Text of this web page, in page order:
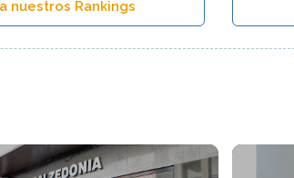
nuestros Rankings